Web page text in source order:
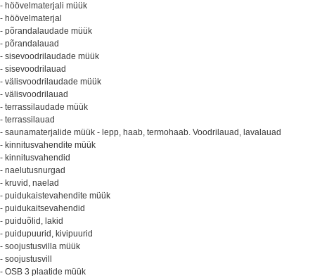
- höövelmaterjali müük
- höövelmaterjal
- põrandalaudade müük
- põrandalauad
- sisevoodrilaudade müük
- sisevoodrilauad
- välisvoodrilaudade müük
- välisvoodrilauad
- terrassilaudade müük
- terrassilauad
- saunamaterjalide müük - lepp, haab, termohaab. Voodrilauad, lavalauad
- kinnitusvahendite müük
- kinnitusvahendid
- naelutusnurgad
- kruvid, naelad
- puidukaistevahendite müük
- puidukaitsevahendid
- puiduõlid, lakid
- puidupuurid, kivipuurid
- soojustusvilla müük
- soojustusvill
- OSB 3 plaatide müük